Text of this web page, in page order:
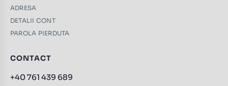
ADRESA
DETALII CONT
PAROLA PIERDUTA
CONTACT
+40 761 439 689